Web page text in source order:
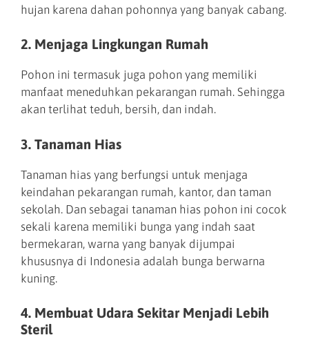
hujan karena dahan pohonnya yang banyak cabang.
2. Menjaga Lingkungan Rumah
Pohon ini termasuk juga pohon yang memiliki
manfaat meneduhkan pekarangan rumah. Sehingga
akan terlihat teduh, bersih, dan indah.
3. Tanaman Hias
Tanaman hias yang berfungsi untuk menjaga
keindahan pekarangan rumah, kantor, dan taman
sekolah. Dan sebagai tanaman hias pohon ini cocok
sekali karena memiliki bunga yang indah saat
bermekaran, warna yang banyak dijumpai
khususnya di Indonesia adalah bunga berwarna
kuning.
4. Membuat Udara Sekitar Menjadi Lebih
Steril